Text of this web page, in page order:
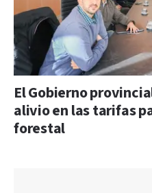
El Gobierno
alivio en las tarifas
forestal